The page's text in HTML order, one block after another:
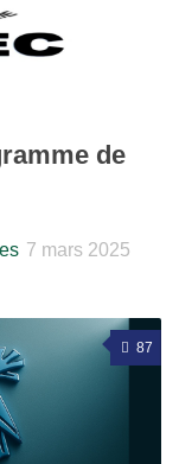
de
7 mars 2025
87